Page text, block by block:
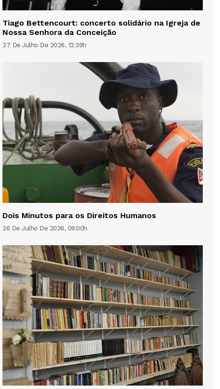
Tiago Bettencourt: concerto solidário na Igreja de
Nossa Senhora da Conceição
27 De Julho De 2026, 12:39h
Dois Minutos para os Direitos Humanos
26 De Julho De 2026, 09:00h